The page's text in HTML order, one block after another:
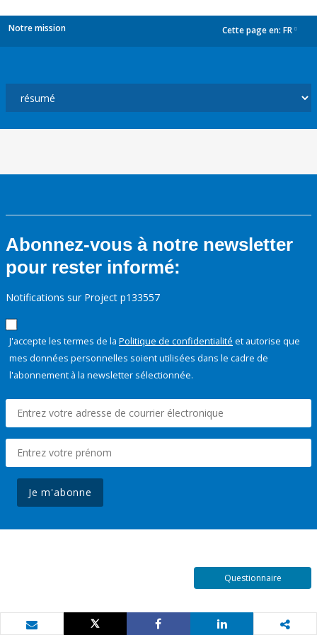
Notre mission Cette page en: FR
Abonnez-vous à notre newsletter
pour rester informé:
Notifications sur Project p133557
J'accepte les termes de la Politique de confidentialité et autorise que
mes données personnelles soient utilisées dans le cadre de
l'abonnement à la newsletter sélectionnée.
Je m'abonne
Questionnaire